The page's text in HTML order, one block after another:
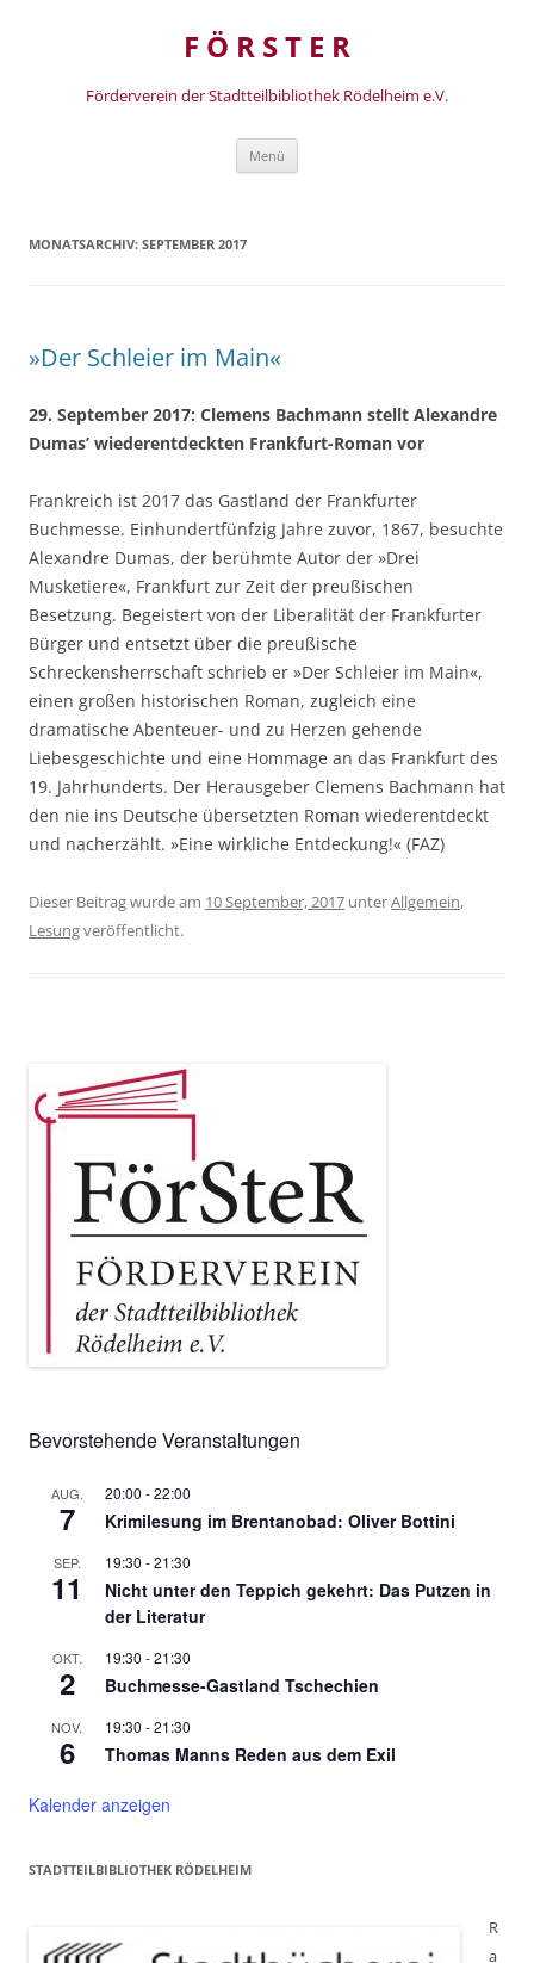
F Ö R S T E R
Förderverein der Stadtteilbibliothek Rödelheim e.V.
Menü
MONATSARCHIV: SEPTEMBER 2017
»Der Schleier im Main«
29. September 2017: Clemens Bachmann stellt Alexandre
Dumas’ wiederentdeckten Frankfurt-Roman vor
Frankreich ist 2017 das Gastland der Frankfurter
Buchmesse. Einhundertfünfzig Jahre zuvor, 1867, besuchte
Alexandre Dumas, der berühmte Autor der »Drei
Musketiere«, Frankfurt zur Zeit der preußischen
Besetzung. Begeistert von der Liberalität der Frankfurter
Bürger und entsetzt über die preußische
Schreckensherrschaft schrieb er »Der Schleier im Main«,
einen großen historischen Roman, zugleich eine
dramatische Abenteuer- und zu Herzen gehende
Liebesgeschichte und eine Hommage an das Frankfurt des
19. Jahrhunderts. Der Herausgeber Clemens Bachmann hat
den nie ins Deutsche übersetzten Roman wiederentdeckt
und nacherzählt. »Eine wirkliche Entdeckung!« (FAZ)
Dieser Beitrag wurde am 10 September, 2017 unterAllgemein,
Lesungveröffentlicht.
Bevorstehende Veranstaltungen
AUG.
7
20:00 -22:00
Krimilesung im Brentanobad: Oliver Bottini
SEP.
11
19:30 -21:30
Nicht unter den Teppich gekehrt: Das Putzen in
der Literatur
OKT.
2
19:30 -21:30
Buchmesse-Gastland Tschechien
NOV.
6
19:30 -21:30
Thomas Manns Reden aus dem Exil
Kalender anzeigen
STADTTEILBIBLIOTHEK RÖDELHEIM
R
a